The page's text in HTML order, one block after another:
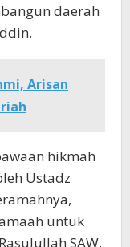
daerah
Arisan
hikmah
Ustadz
untuk
SAW.